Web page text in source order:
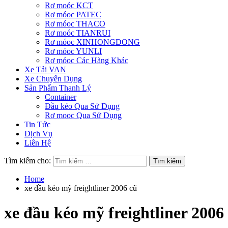
Rơ moóc KCT
Rơ móoc PATEC
Rơ móoc THACO
Rơ moóc TIANRUI
Rơ móoc XINHONGDONG
Rơ móoc YUNLI
Rơ móoc Các Hãng Khác
Xe Tải VAN
Xe Chuyên Dụng
Sản Phẩm Thanh Lý
Container
Đầu kéo Qua Sử Dụng
Rơ mooc Qua Sử Dụng
Tin Tức
Dịch Vụ
Liên Hệ
Tìm kiếm cho:
Home
xe đầu kéo mỹ freightliner 2006 cũ
xe đầu kéo mỹ freightliner 2006